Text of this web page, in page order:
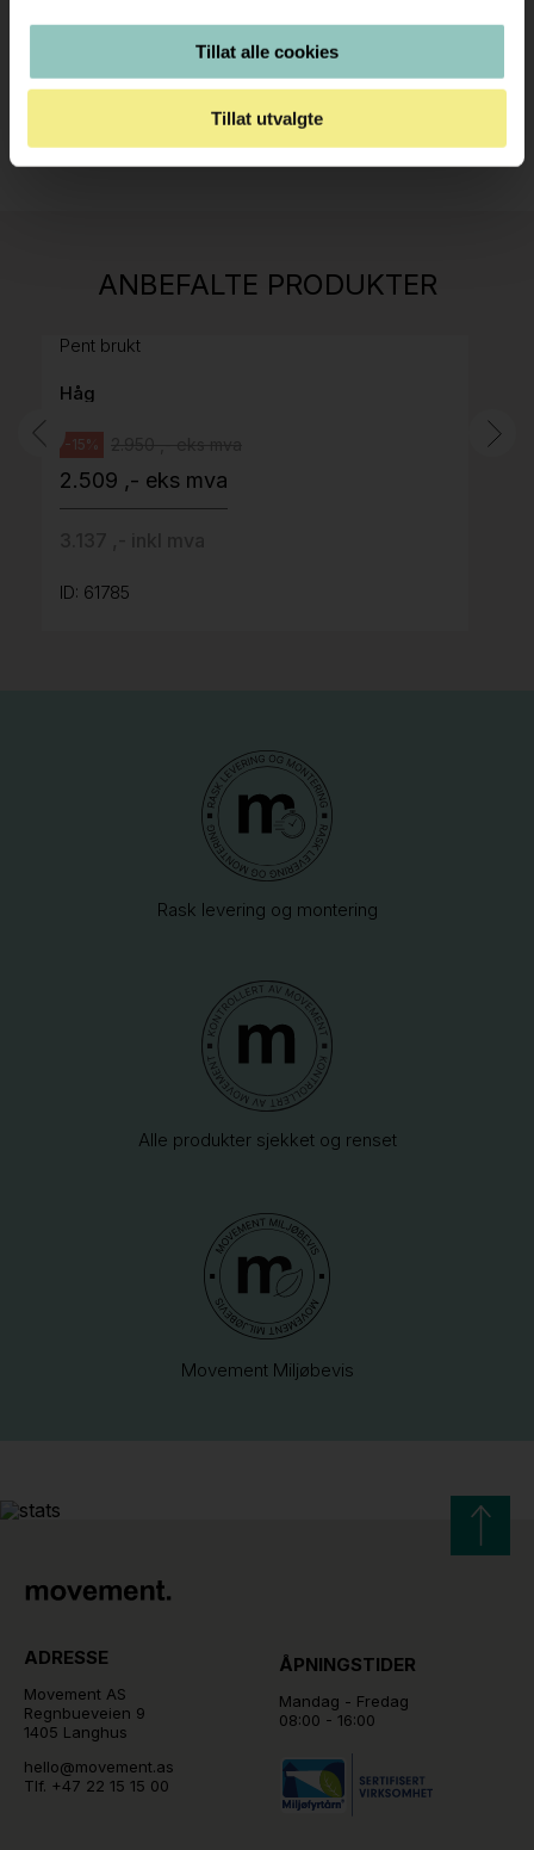
Tillat alle cookies
Tillat utvalgte
ANBEFALTE PRODUKTER
Pent brukt
Håg
-15%
2.509 ,- eks mva
ID: 61785
Rask levering og montering
Alle produkter sjekket og renset
Movement Miljøbevis
ADRESSE
Movement AS
Regnbueveien 9
1405 Langhus
hello@movement.as
Tlf. +47 22 15 15 00
ÅPNINGSTIDER
Mandag - Fredag
08:00 - 16:00